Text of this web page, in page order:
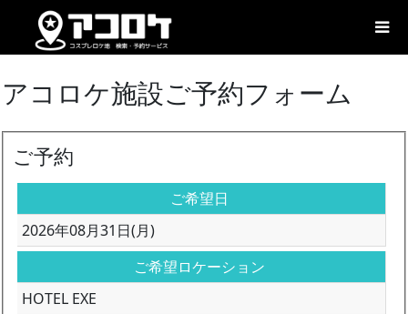
アコロケ施設ご予約フォーム
ご予約
ご希望日
2026年08月31日(月)
ご希望ロケーション
HOTEL EXE